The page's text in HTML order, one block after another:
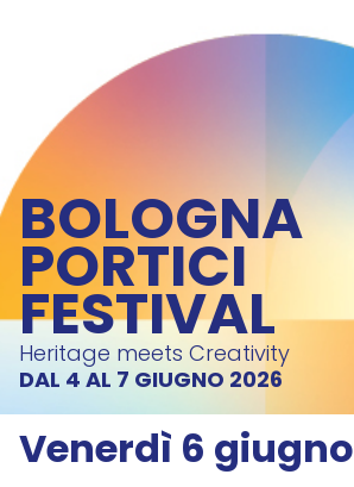
BOLOGNA
PORTICI
FESTIVAL
Heritage meets Creativity
DAL 4 AL 7 GIUGNO 2026
Venerdì 6 giugno